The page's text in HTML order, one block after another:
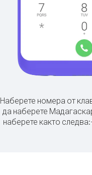
Наберете номера от
да наберете
наберете както следва: